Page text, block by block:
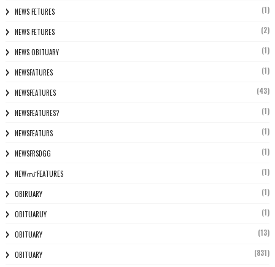
NEWS FETURES (1)
NEWS FETURES (2)
NEWS OBITUARY (1)
NEWSFATURES (1)
NEWSFEATURES (43)
NEWSFEATURES? (1)
NEWSFEATURS (1)
NEWSFRSDGG (1)
NEWസ് FEATURES (1)
OBIRUARY (1)
OBITUARUY (1)
OBITUARY (13)
OBITUARY (831)